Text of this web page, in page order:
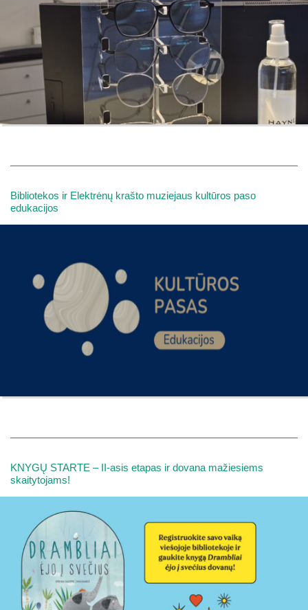
Bibliotekos ir Elektrėnų krašto muziejaus kultūros paso
edukacijos
KNYGŲ STARTE – II-asis etapas ir dovana mažiesiems
skaitytojams!